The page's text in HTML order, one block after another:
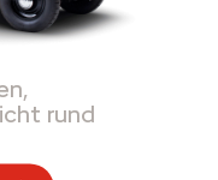
rund